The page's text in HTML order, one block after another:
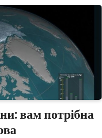
вам потрібна